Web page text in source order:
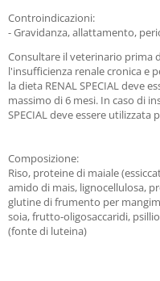
Controindicazioni:
- Gravidanza, allattamento,
Consultare il veterinario prima
l'insufficienza renale cronica e
la dieta RENAL SPECIAL deve
massimo di 6 mesi. In caso di
SPECIAL deve essere utilizzata
Composizione:
Riso, proteine di maiale
amido di mais, lignocellulosa,
glutine di frumento per
soia, frutto-oligosaccaridi,
(fonte di luteina)